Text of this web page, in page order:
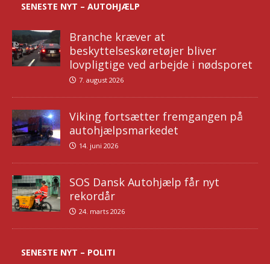
SENESTE NYT – AUTOHJÆLP
Branche kræver at
beskyttelseskøretøjer bliver
lovpligtige ved arbejde i nødsporet
7. august 2026
Viking fortsætter fremgangen på
autohjælpsmarkedet
14. juni 2026
SOS Dansk Autohjælp får nyt
rekordår
24. marts 2026
SENESTE NYT – POLITI